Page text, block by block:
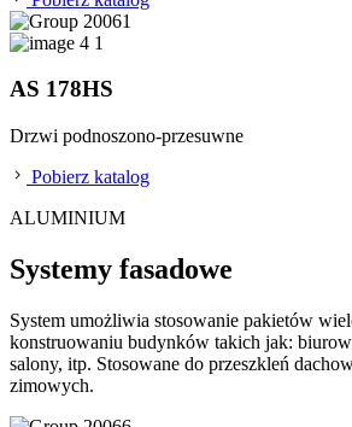
AS 178HS
Drzwi podnoszono-przesuwne
Pobierz katalog
ALUMINIUM
Systemy fasadowe
System umożliwia stosowanie pakietów
konstruowaniu budynków takich jak:
salony, itp. Stosowane do przeszkleń
zimowych.